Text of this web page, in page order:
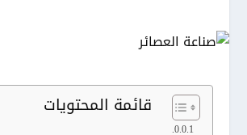
قائمة المحتويات